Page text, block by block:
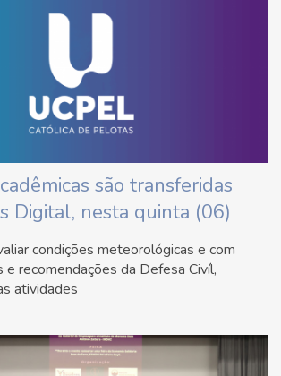
são transferidas
Digital, nesta quinta (06)
condições meteorológicas e com
recomendações da Defesa Civíl,
atividades